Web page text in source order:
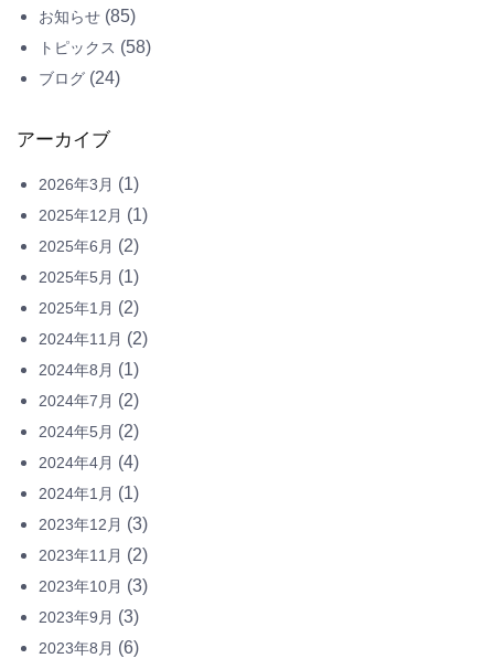
お知らせ (85)
トピックス (58)
ブログ (24)
アーカイブ
2026年3月 (1)
2025年12月 (1)
2025年6月 (2)
2025年5月 (1)
2025年1月 (2)
2024年11月 (2)
2024年8月 (1)
2024年7月 (2)
2024年5月 (2)
2024年4月 (4)
2024年1月 (1)
2023年12月 (3)
2023年11月 (2)
2023年10月 (3)
2023年9月 (3)
2023年8月 (6)